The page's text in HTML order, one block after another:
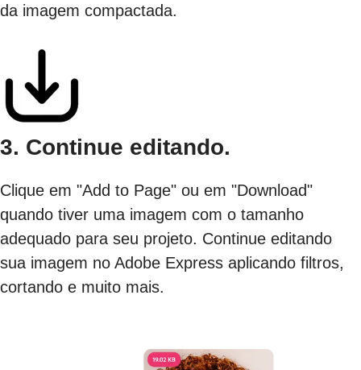
da imagem compactada.
3. Continue editando.
Clique em "Add to Page" ou em "Download"
quando tiver uma imagem com o tamanho
adequado para seu projeto. Continue editando
sua imagem no Adobe Express aplicando filtros,
cortando e muito mais.